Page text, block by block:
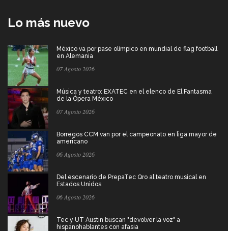
Lo más nuevo
México va por pase olímpico en mundial de flag football
en Alemania
07 Agosto 2026
Música y teatro: EXATEC en el elenco de El Fantasma
de la Ópera México
07 Agosto 2026
Borregos CCM van por el campeonato en liga mayor de
americano
06 Agosto 2026
Del escenario de PrepaTec Qro al teatro musical en
Estados Unidos
06 Agosto 2026
Tec y UT Austin buscan "devolver la voz" a
hispanohablantes con afasia